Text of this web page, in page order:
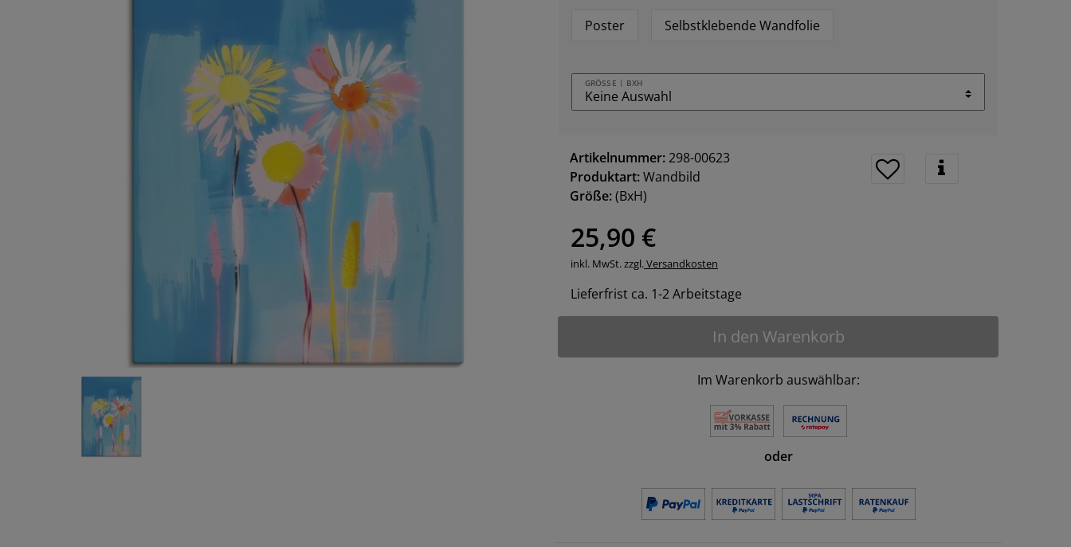
Poster Selbstklebende Wandfolie
GRÖSSE | BXH
Artikelnummer:298-00623
Produktart:Wandbild
Größe:(BxH)
25,90 €
inkl. MwSt. zzgl. Versandkosten
Lieferfrist ca. 1-2 Arbeitstage
In den Warenkorb
Im Warenkorb auswählbar:
oder